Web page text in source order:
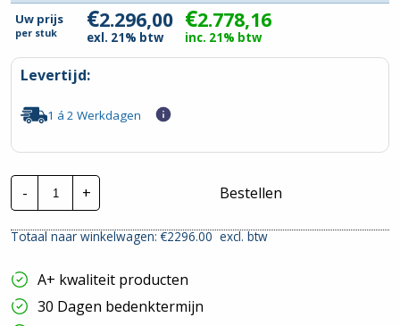
Uw prijs
per stuk €2.296,00
exl. 21% btw
€2.778,16
inc. 21% btw
Levertijd:
1 á 2 Werkdagen
-
Invertek
Frequentieregelaar
|
3-
3F12-
MN
|
P=30kw
+ Bestellen
Totaal naar winkelwagen: €2296.00excl. btw
A+ kwaliteit producten
30 Dagen bedenktermijn